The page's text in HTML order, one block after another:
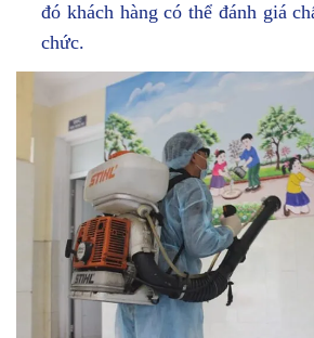
đó khách hàng có thể đánh giá
chức.